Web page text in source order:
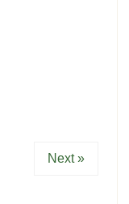
Next »